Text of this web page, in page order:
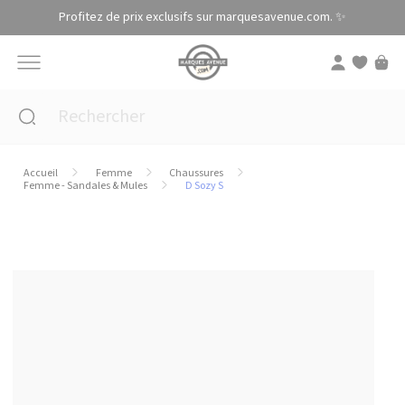
Profitez de prix exclusifs sur marquesavenue.com. ✨
Accueil Femme
Chaussures
Femme - Sandales & Mules
D Sozy S
Panneau de gestion des cookies